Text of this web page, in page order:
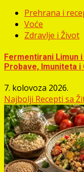
Prehrana i
Voće
Zdravlje i Život
Fermentirani Limun
Probave, Imuniteta i
7. kolovoza 2026.
Najbolji Recepti sa